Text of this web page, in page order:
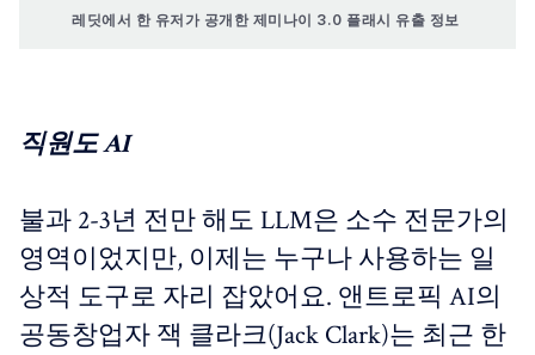
레딧에서 한 유저가 공개한 제미나이 3.0 플래시 유출 정보
직원도 AI
불과 2-3년 전만 해도 LLM은 소수 전문가의
영역이었지만, 이제는 누구나 사용하는 일
상적 도구로 자리 잡았어요. 앤트로픽 AI의
공동창업자 잭 클라크(Jack Clark)는 최근 한